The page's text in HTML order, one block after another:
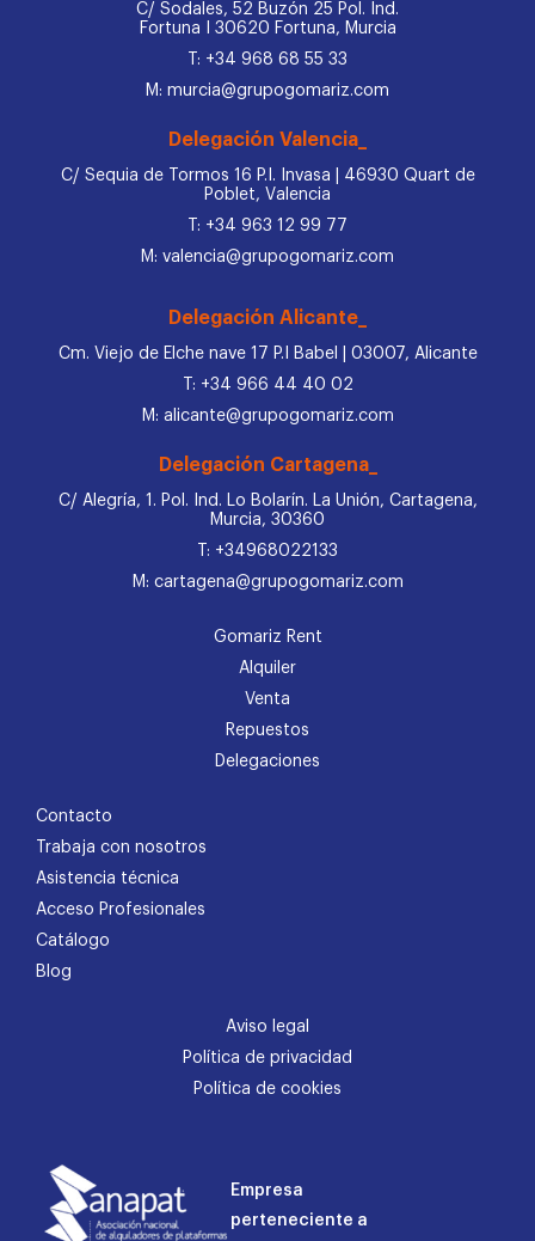
C/ Sodales, 52 Buzón 25 Pol. Ind.
Fortuna I 30620 Fortuna, Murcia
T: +34 968 68 55 33
M: murcia@grupogomariz.com
Delegación Valencia_
C/ Sequia de Tormos 16 P.I. Invasa | 46930 Quart de
Poblet, Valencia
T: +34 963 12 99 77
M: valencia@grupogomariz.com
Delegación Alicante_
Cm. Viejo de Elche nave 17 P.I Babel | 03007, Alicante
T: +34 966 44 40 02
M: alicante@grupogomariz.com
Delegación Cartagena_
C/ Alegría, 1. Pol. Ind. Lo Bolarín. La Unión, Cartagena,
Murcia, 30360
T: +34968022133
M: cartagena@grupogomariz.com
Gomariz Rent
Alquiler
Venta
Repuestos
Delegaciones
Contacto
Trabaja con nosotros
Asistencia técnica
Acceso Profesionales
Catálogo
Blog
Aviso legal
Política de privacidad
Política de cookies
Empresa
perteneciente a